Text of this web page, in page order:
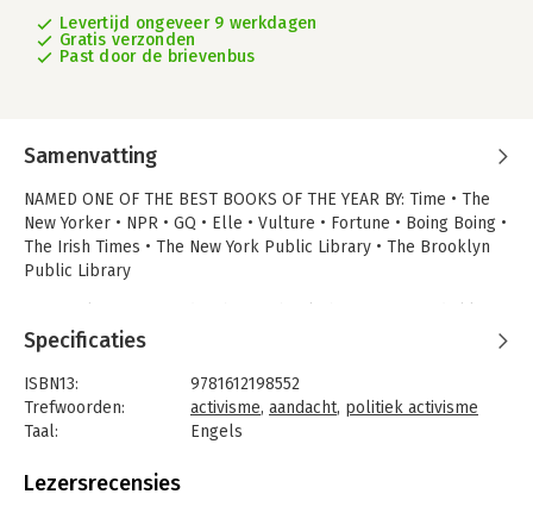
Levertijd ongeveer 9 werkdagen
Gratis verzonden
Past door de brievenbus
Samenvatting
NAMED ONE OF THE BEST BOOKS OF THE YEAR BY: Time • The
New Yorker • NPR • GQ • Elle • Vulture • Fortune • Boing Boing •
The Irish Times • The New York Public Library • The Brooklyn
Public Library
self-help manual, then blossoms into a wide-ranging political
manifesto." - Jonah Engel Bromwich, The New York Times Book
Review
One of President Barack Obama's "Favorite Books of 2019"
the Year
Specificaties
ISBN13:
9781612198552
Trefwoorden:
activisme, aandacht, politiek activisme
Taal:
Engels
Aantal pagina's:
Lezersrecensies